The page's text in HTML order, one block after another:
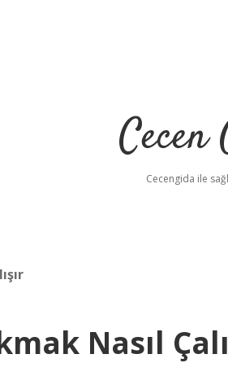
Cecengida ile
Nasıl